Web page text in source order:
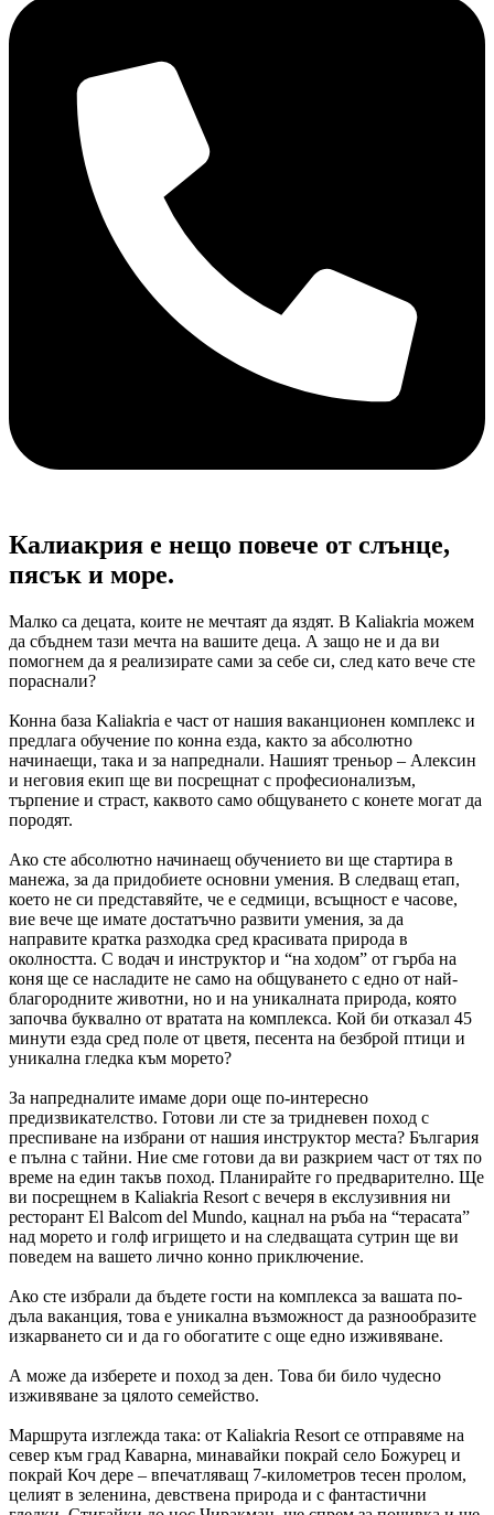
Калиакрия e нещо повече от слънце,
пясък и море.
Малко са децата, коите не мечтаят да яздят. В Kaliakria можем
да сбъднем тази мечта на вашите деца. А защо не и да ви
помогнем да я реализирате сами за себе си, след като вече сте
пораснали?
Конна база Kaliakria е част от нашия ваканционен комплекс и
предлага обучение по конна езда, както за абсолютно
начинаещи, така и за напреднали. Нашият треньор – Алексин
и неговия екип ще ви посрещнат с професионализъм,
търпение и страст, каквото само общуването с конете могат да
породят.
Ако сте абсолютно начинаещ обучението ви ще стартира в
манежа, за да придобиете основни умения. В следващ етап,
което не си представяйте, че е седмици, всъщност е часове,
вие вече ще имате достатъчно развити умения, за да
направите кратка разходка сред красивата природа в
околността. С водач и инструктор и “на ходом” от гърба на
коня ще се насладите не само на общуването с едно от най-
благородните животни, но и на уникалната природа, която
започва буквално от вратата на комплекса. Кой би отказал 45
минути езда сред поле от цветя, песента на безброй птици и
уникална гледка към морето?
За напредналите имаме дори още по-интересно
предизвикателство. Готови ли сте за тридневен поход с
преспиване на избрани от нашия инструктор места? България
е пълна с тайни. Ние сме готови да ви разкрием част от тях по
време на един такъв поход. Планирайте го предварително. Ще
ви посрещнем в Kaliakria Resort с вечеря в екслузивния ни
ресторант El Balcom del Mundo, кацнал на ръба на “терасата”
над морето и голф игрището и на следващата сутрин ще ви
поведем на вашето лично конно приключение.
Ако сте избрали да бъдете гости на комплекса за вашата по-
дъла ваканция, това е уникална възможност да разнообразите
изкарването си и да го обогатите с още едно изживяване.
А може да изберете и поход за ден. Това би било чудесно
изживяване за цялото семейство.
Маршрута изглежда така: от Kaliakria Resort се отправяме на
север към град Каварна, минавайки покрай село Божурец и
покрай Коч дере – впечатляващ 7-километров тесен пролом,
целият в зеленина, девствена природа и с фантастични